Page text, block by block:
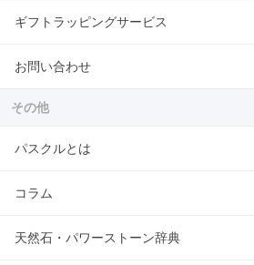
ギフトラッピングサービス
お問い合わせ
その他
パスクルとは
コラム
天然石・パワーストーン辞典